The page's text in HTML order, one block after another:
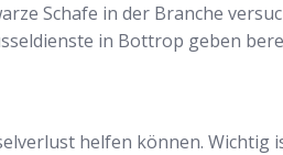
Schafe in der Branche
in Bottrop geben
helfen können. Wichtig